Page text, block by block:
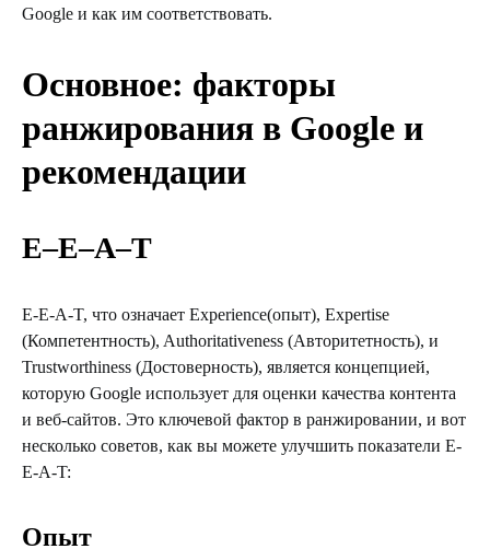
Google и как им соответствовать.
Основное: факторы
ранжирования в Google и
рекомендации
E–E–A–T
E-E-A-T, что означает Experience(опыт), Expertise
(Компетентность), Authoritativeness (Авторитетность), и
Trustworthiness (Достоверность), является концепцией,
которую Google использует для оценки качества контента
и веб-сайтов. Это ключевой фактор в ранжировании, и вот
несколько советов, как вы можете улучшить показатели E-
E-A-T:
Опыт